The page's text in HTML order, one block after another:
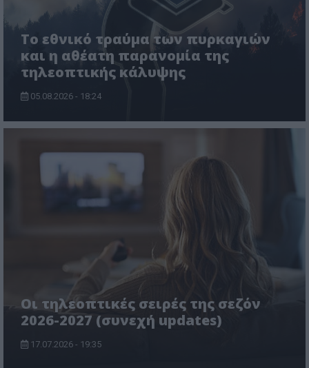
Το εθνικό τραύμα των πυρκαγιών
και η αθέατη παρανομία της
τηλεοπτικής κάλυψης
05.08.2026 - 18:24
Οι τηλεοπτικές σειρές της σεζόν
2026-2027 (συνεχή updates)
17.07.2026 - 19:35